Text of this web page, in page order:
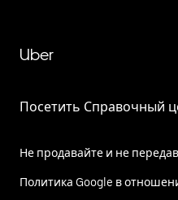
Uber
Посетить Справочный
Не продавайте и не
Политика Google в